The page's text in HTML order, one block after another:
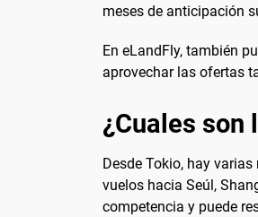
meses de anticipación
En eLandFly, también
aprovechar las ofertas
¿Cuales
Desde Tokio, hay
vuelos hacia Seúl,
competencia y puede